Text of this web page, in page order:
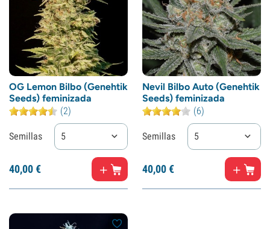
OG Lemon Bilbo (Genehtik
Seeds) feminizada
(2)
Semillas 5
40,00€
Nevil Bilbo Auto (Genehtik
Seeds) feminizada
(6)
Semillas 5
40,00€